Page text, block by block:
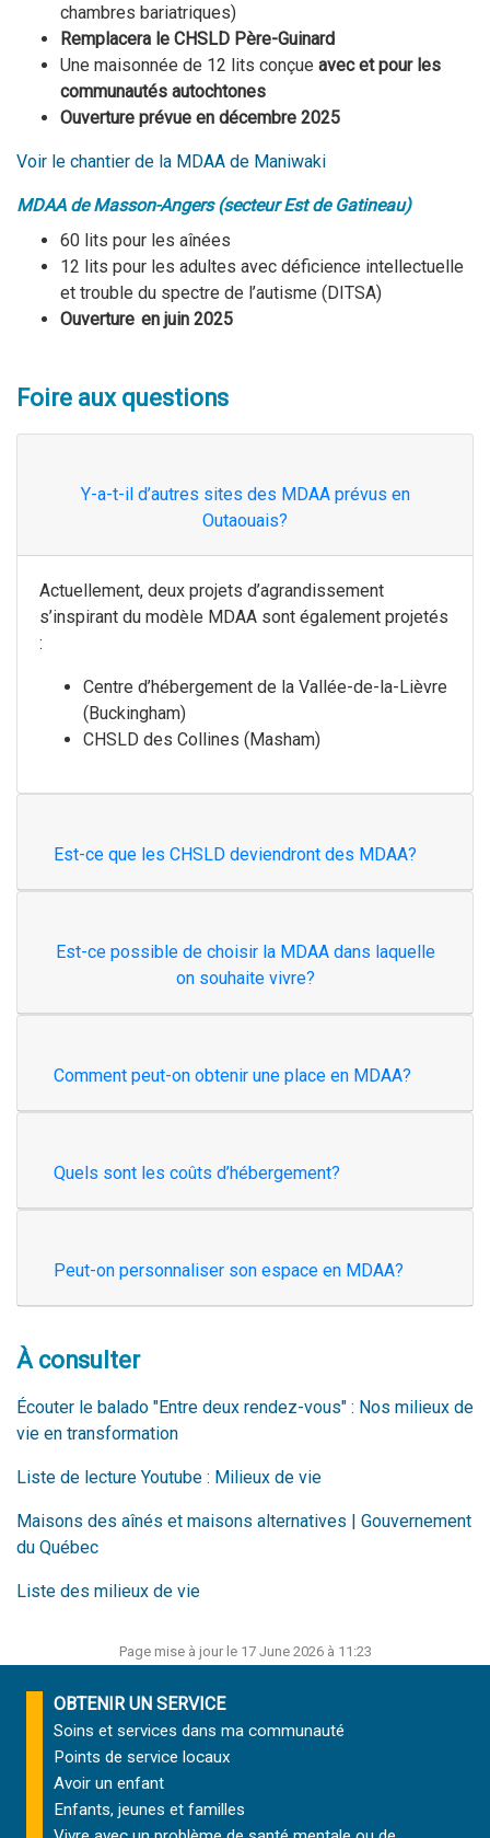
chambres bariatriques)
Remplacera le CHSLD Père-Guinard
Une maisonnée de 12 lits conçue avec et pour les
communautés autochtones
Ouverture prévue en décembre 2025
Voir le chantier de la MDAA de Maniwaki
MDAA de Masson-Angers (secteur Est de Gatineau)
60 lits pour les aînées
12 lits pour les adultes avec déficience intellectuelle
et trouble du spectre de l’autisme (DITSA)
Ouverture en juin 2025
Foire aux questions
Y-a-t-il d’autres sites des MDAA prévus en
Outaouais?
Actuellement, deux projets d’agrandissement
s’inspirant du modèle MDAA sont également projetés
:
Centre d’hébergement de la Vallée-de-la-Lièvre
(Buckingham)
CHSLD des Collines (Masham)
Est-ce que les CHSLD deviendront des MDAA?
Est-ce possible de choisir la MDAA dans laquelle
on souhaite vivre?
Comment peut-on obtenir une place en MDAA?
Quels sont les coûts d’hébergement?
Peut-on personnaliser son espace en MDAA?
À consulter
Écouter le balado "Entre deux rendez-vous" : Nos milieux de
vie en transformation
Liste de lecture Youtube : Milieux de vie
Maisons des aînés et maisons alternatives | Gouvernement
du Québec
Liste des milieux de vie
Page mise à jour le 17 June 2026 à 11:23
OBTENIR UN SERVICE
Soins et services dans ma communauté
Points de service locaux
Avoir un enfant
Enfants, jeunes et familles